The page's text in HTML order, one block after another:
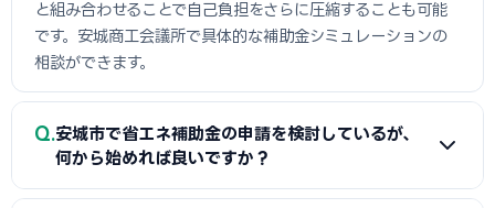
と組み合わせることで自己負担をさらに圧縮することも可能
です。安城商工会議所で具体的な補助金シミュレーションの
相談ができます。
Q 安城市で省エネ補助金の申請を検討しているが、
何から始めれば良いですか？